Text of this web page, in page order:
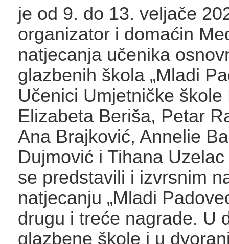
je od 9. do 13. veljače
organizator i domaćin
natjecanja učenika
glazbenih škola „Mladi
Učenici Umjetničke škole
Elizabeta Beriša, Petar
Ana Brajković, Annelie
Dujmović i Tihana
se predstavili i izvrsnim
natjecanju „Mladi
drugu i treće nagrade. U
glazbene škole i u